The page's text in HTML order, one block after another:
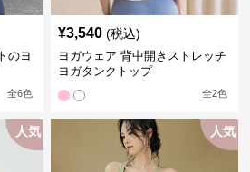
のヨ
全6色
¥3,540 (税込)
ヨガウェア 背中開きストレッチ
ヨガタンクトップ
全2色
人気 人気